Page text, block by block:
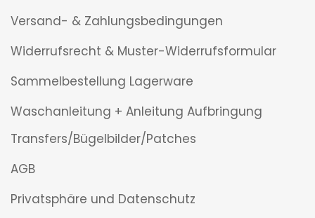
Versand- & Zahlungsbedingungen
Widerrufsrecht & Muster-Widerrufsformular
Sammelbestellung Lagerware
Waschanleitung + Anleitung Aufbringung
Transfers/Bügelbilder/Patches
AGB
Privatsphäre und Datenschutz